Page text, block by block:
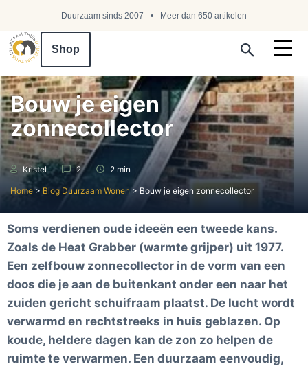
Duurzaam sinds 2007 Meer dan 650 artikelen
Shop
Bouw je eigen
zonnecollector
Kristel 2 2 min
Home> Blog Duurzaam Wonen> Bouw je eigen zonnecollector
Soms verdienen oude ideeën een tweede kans.
Zoals de Heat Grabber (warmte grijper) uit 1977.
Een zelfbouw zonnecollector in de vorm van een
doos die je aan de buitenkant onder een naar het
zuiden gericht schuifraam plaatst. De lucht wordt
verwarmd en rechtstreeks in huis geblazen. Op
koude, heldere dagen kan de zon zo helpen de
ruimte te verwarmen. Een duurzaam eenvoudig,